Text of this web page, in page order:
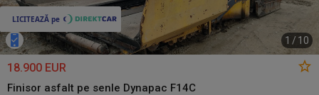
1 / 10
18.900 EUR
Finisor asfalt pe senle Dynapac F14C